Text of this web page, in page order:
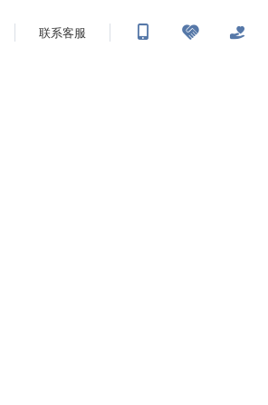
联系客服